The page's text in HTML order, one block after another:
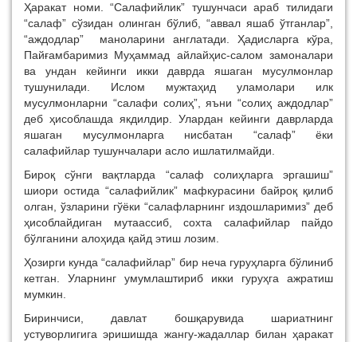
Ҳаракат номи. “Салафийлик” тушунчаси араб тилидаги
“салаф” сўзидан олинган бўлиб, “аввал яшаб ўтганлар”,
“аждодлар” маноларини англатади. Ҳадисларга кўра,
Пайғамбаримиз Муҳаммад айлайҳис-салом замоналари
ва ундан кейинги икки даврда яшаган мусулмонлар
тушунилади. Ислом мужтаҳид уламолари илк
мусулмонларни “салафи солиҳ”, яъни “солиҳ аждодлар”
деб ҳисоблашда якдилдир. Улардан кейинги даврларда
яшаган мусулмонларга нисбатан “салаф” ёки
салафийлар тушунчалари асло ишлатилмайди.
Бироқ сўнги вақтларда “салаф солиҳларга эргашиш”
шиори остида “салафийлик” мафкурасини байроқ қилиб
олган, ўзларини гўёки “салафларнинг издошларимиз” деб
ҳисоблайдиган мутаассиб, сохта салафийлар пайдо
бўлганини алоҳида қайд этиш лозим.
Ҳозирги кунда “салафийлар” бир неча гуруҳларга бўлиниб
кетган. Уларнинг умумлаштириб икки гуруҳга ажратиш
мумкин.
Биринчиси, давлат бошқарувида шариатнинг
устуворлигига эришишда жангу-жадаллар билан ҳаракат